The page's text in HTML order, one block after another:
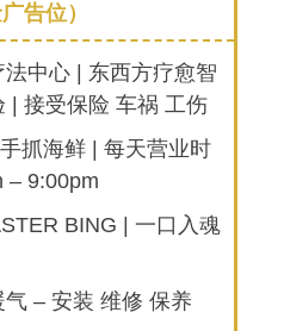
告位）
法中心 | 东西方疗愈智
| 接受保险 车祸 工伤
抓海鲜 | 每天营业时
– 9:00pm
BING | 一口入魂
气 – 安装 维修 保养